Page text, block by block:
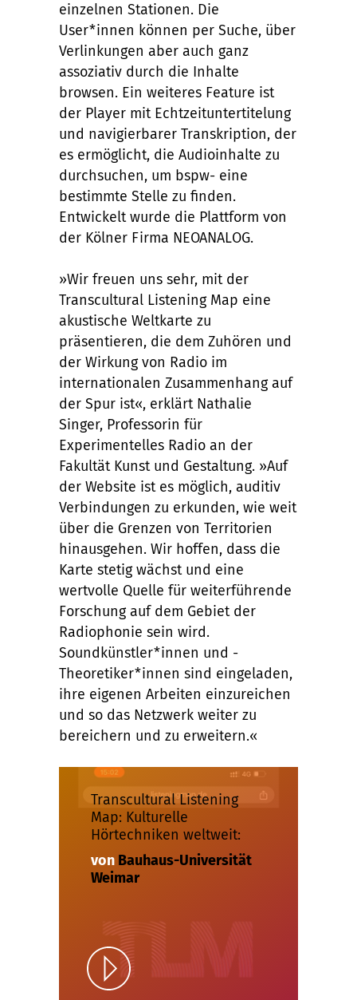
einzelnen Stationen. Die
User*innen können per Suche, über
Verlinkungen aber auch ganz
assoziativ durch die Inhalte
browsen. Ein weiteres Feature ist
der Player mit Echtzeituntertitelung
und navigierbarer Transkription, der
es ermöglicht, die Audioinhalte zu
durchsuchen, um bspw- eine
bestimmte Stelle zu finden.
Entwickelt wurde die Plattform von
der Kölner Firma NEOANALOG.
»Wir freuen uns sehr, mit der
Transcultural Listening Map eine
akustische Weltkarte zu
präsentieren, die dem Zuhören und
der Wirkung von Radio im
internationalen Zusammenhang auf
der Spur ist«, erklärt Nathalie
Singer, Professorin für
Experimentelles Radio an der
Fakultät Kunst und Gestaltung. »Auf
der Website ist es möglich, auditiv
Verbindungen zu erkunden, wie weit
über die Grenzen von Territorien
hinausgehen. Wir hoffen, dass die
Karte stetig wächst und eine
wertvolle Quelle für weiterführende
Forschung auf dem Gebiet der
Radiophonie sein wird.
Soundkünstler*innen und -
Theoretiker*innen sind eingeladen,
ihre eigenen Arbeiten einzureichen
und so das Netzwerk weiter zu
bereichern und zu erweitern.«
Transcultural Listening
Map: Kulturelle
Hörtechniken weltweit:
von Bauhaus-Universität
Weimar
Play